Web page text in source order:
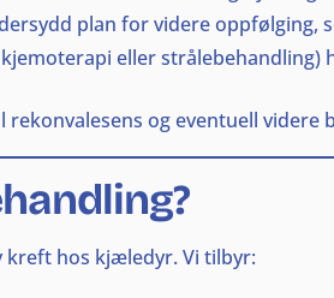
plan for videre oppfølging,
eller strålebehandling)
og eventuell videre
kreft hos kjæledyr. Vi tilbyr: